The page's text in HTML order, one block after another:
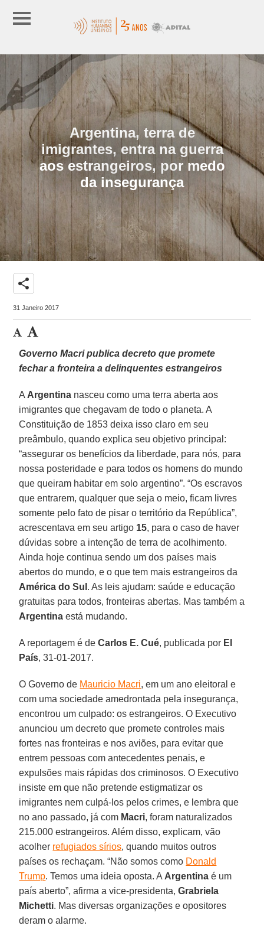
Argentina, terra de
imigrantes, entra na guerra
aos estrangeiros, por medo
da insegurança
share
31 Janeiro 2017
Governo Macri publica decreto que promete
fechar a fronteira a delinquentes estrangeiros
A Argentina nasceu como uma terra aberta aos
imigrantes que chegavam de todo o planeta. A
Constituição de 1853 deixa isso claro em seu
preâmbulo, quando explica seu objetivo principal:
“assegurar os benefícios da liberdade, para nós, para
nossa posteridade e para todos os homens do mundo
que queiram habitar em solo argentino”. “Os escravos
que entrarem, qualquer que seja o meio, ficam livres
somente pelo fato de pisar o território da República”,
acrescentava em seu artigo 15, para o caso de haver
dúvidas sobre a intenção de terra de acolhimento.
Ainda hoje continua sendo um dos países mais
abertos do mundo, e o que tem mais estrangeiros da
América do Sul . As leis ajudam: saúde e educação
gratuitas para todos, fronteiras abertas. Mas também a
Argentina está mudando.
A reportagem é deCarlos E. Cué, publicada por El
País, 31-01-2017.
O Governo de Mauricio Macri, em um ano eleitoral e
com uma sociedade amedrontada pela insegurança,
encontrou um culpado: os estrangeiros. O Executivo
anunciou um decreto que promete controles mais
fortes nas fronteiras e nos aviões, para evitar que
entrem pessoas com antecedentes penais, e
expulsões mais rápidas dos criminosos. O Executivo
insiste em que não pretende estigmatizar os
imigrantes nem culpá-los pelos crimes, e lembra que
no ano passado, já com Macri, foram naturalizados
215.000 estrangeiros. Além disso, explicam, vão
acolher refugiados sírios, quando muitos outros
países os rechaçam. “Não somos como Donald
Trump. Temos uma ideia oposta. A Argentina é um
país aberto”, afirma a vice-presidenta,Grabriela
Michetti. Mas diversas organizações e opositores
deram o alarme.